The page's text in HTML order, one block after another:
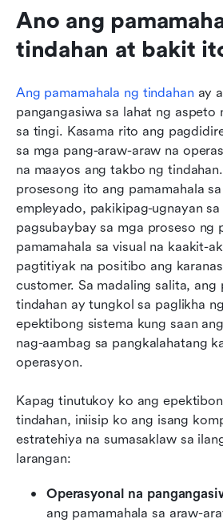
Ano ang
tindahan at bakit
Ang pamamahala ng tindahan ay
pangangasiwa sa lahat ng aspeto
sa tingi. Kasama rito ang
sa mga pang-araw-araw na
na maayos ang takbo ng
prosesong ito ang pamamahala
empleyado, pakikipag-ugnayan sa
pagsubaybay sa mga proseso ng
pamamahala sa visual na kaakit-
pagtitiyak na positibo ang
customer. Sa madaling salita, ang
tindahan ay tungkol sa paglikha
epektibong sistema kung saan
nag-aambag sa pangkalahatang
operasyon.
Kapag tinutukoy ko ang
tindahan, iniisip ko ang isang
estratehiya na sumasaklaw sa
larangan:
Operasyonal na
ang pamamahala sa araw-